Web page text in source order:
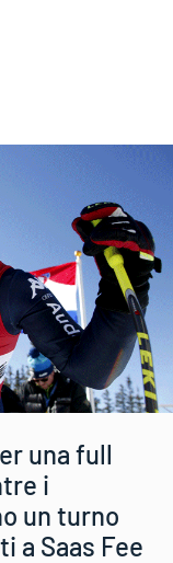
una full
i
un turno
a Saas Fee